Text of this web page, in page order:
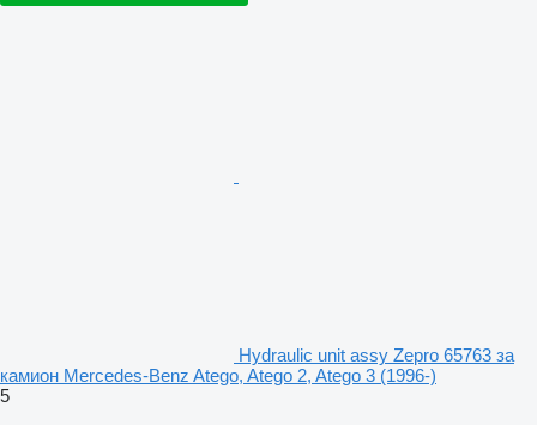
Hydraulic unit assy Zepro 65763 за
камион Mercedes-Benz Atego, Atego 2, Atego 3 (1996-)
5